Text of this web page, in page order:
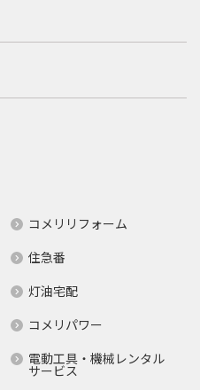
コメリリフォーム
住急番
灯油宅配
コメリパワー
電動工具・機械レンタル
サービス